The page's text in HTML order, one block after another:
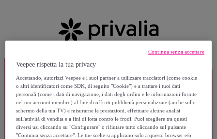
Veepee rispetta la tua privacy
Accettando, autorizzi Veepee e i suoi partner a utilizzare tracciatori (come cookie
o altri identificatori come SDK, di seguito "Cookie") e a trattare i tuoi dati
personali (come i dati di navigazione, i dati degli ordini e le informazioni fornite
nel tuo account membro) al fine di offrirti pubblicità personalizzate (anche sullo
schermo della tua TV) e misurarne le prestazioni, effettuare alcune analisi
sull'attività di vendita e a fini di lotta contro le frodi. Puoi scegliere tra questi
diversi usi cliccando su "Configurare" o rifiutare tutto cliccando sul pulsante
"Continua senza accettare". Le tue scelte si applicano solo a questo browser e/o
Continua senza accettare